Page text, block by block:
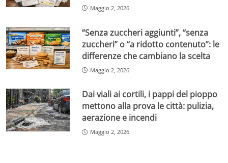
Maggio 2, 2026
“Senza zuccheri aggiunti”, “senza
zuccheri” o “a ridotto contenuto”: le
differenze che cambiano la scelta
Maggio 2, 2026
Dai viali ai cortili, i pappi del pioppo
mettono alla prova le città: pulizia,
aerazione e incendi
Maggio 2, 2026